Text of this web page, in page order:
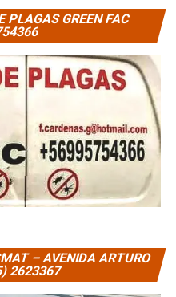
PLAGAS GREEN FAC
– AVENIDA ARTURO
2623367